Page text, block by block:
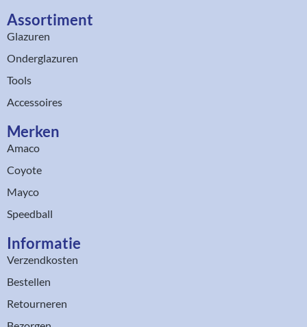
Assortiment​
Glazuren
Onderglazuren
Tools
Accessoires
Merken
Amaco
Coyote
Mayco
Speedball
Informatie
Verzendkosten
Bestellen
Retourneren